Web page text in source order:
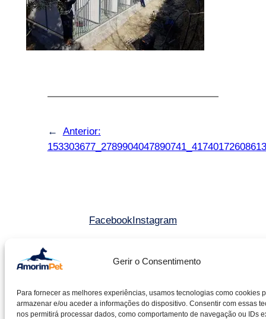
Gerir o Consentimento
Para fornecer as melhores experiências, usamos tecnologias como cookies
armazenar e/ou aceder a informações do dispositivo. Consentir com essas
nos permitirá processar dados, como comportamento de navegação ou IDs
←
Anterior:
Facebook Instagram
Entidade RAL – CACRC
Política de cookies